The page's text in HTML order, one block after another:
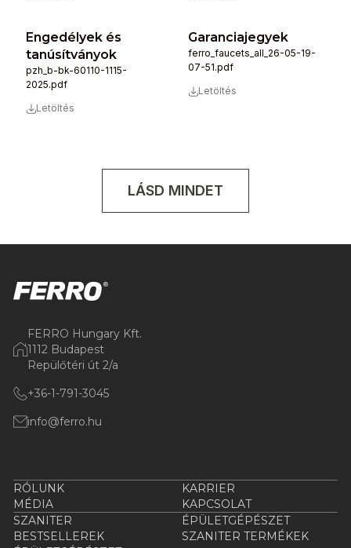
Engedélyek és
tanúsítványok
pzh_b-bk-60110-1115-
2025.pdf
Letöltés
Garanciajegyek
ferro_faucets_all_26-05-19-
07-51.pdf
Letöltés
LÁSD MINDET
FERRO Hungary Kft.
1112 Budapest
Repülőtéri út 2/a
+36-1-791-3045
info@ferro.hu
RÓLUNK
KARRIER
MÉDIA
KAPCSOLAT
SZANITER
ÉPÜLETGÉPÉSZET
BESTSELLEREK
SZANITER TERMÉKEK